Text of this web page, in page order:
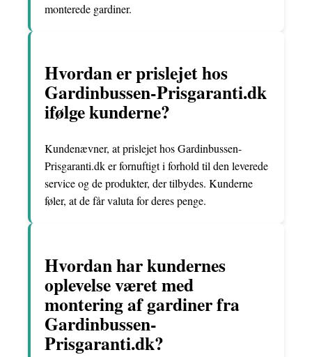
monterede gardiner.
Hvordan er prislejet hos
Gardinbussen-Prisgaranti.dk
ifølge kunderne?
Kundenævner, at prislejet hos Gardinbussen-
Prisgaranti.dk er fornuftigt i forhold til den leverede
service og de produkter, der tilbydes. Kunderne
føler, at de får valuta for deres penge.
Hvordan har kundernes
oplevelse været med
montering af gardiner fra
Gardinbussen-
Prisgaranti.dk?